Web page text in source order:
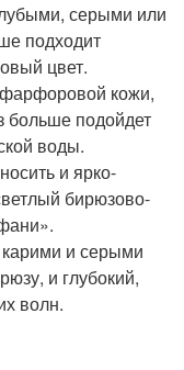
серыми или
подходит
цвет.
кожи,
больше подойдет
воды.
и ярко-
бирюзово-
и серыми
и глубокий,
волн.